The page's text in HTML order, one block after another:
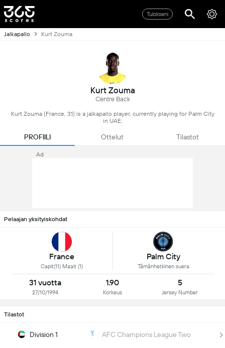
Tulokseni
Jalkapallo Kurt Zouma
Kurt Zouma
Centre Back
Kurt Zouma (France, 31) is a jalkapallo player, currently playing for Palm City
in UAE.
PROFIILI Ottelut Tilastot
Ad
Pelaajan yksityiskohdat
France
Capit(11) Maait (1)
Palm City
Tämänhetkinen suera
31 vuotta
27/10/1994
1.90
Korkeus
5
Jersey Number
Tilastot
Division 1 AFC Champions League Two